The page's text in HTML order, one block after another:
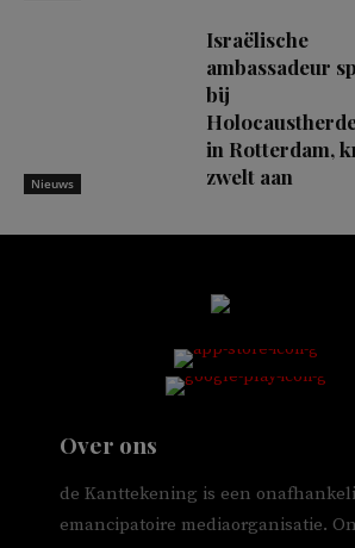
Nieuws
Israëlische
ambassadeur
bij
in Rotterdam,
zwelt aan
Over ons
de Kanttekening is een
emancipatoire mediaorganisatie.